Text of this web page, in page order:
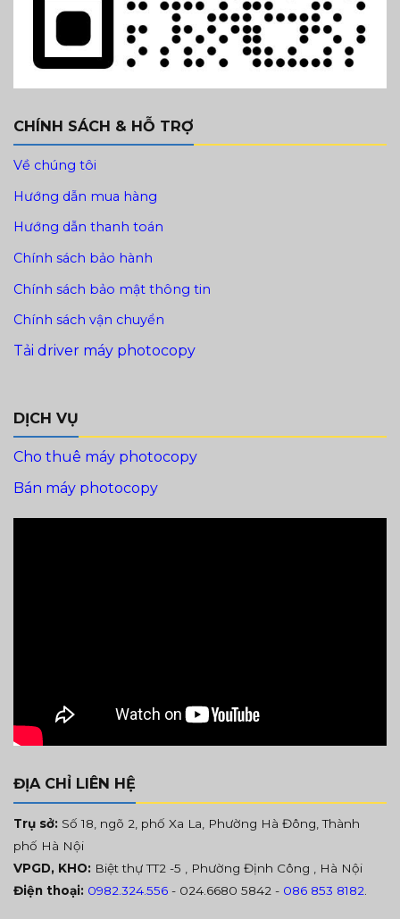
CHÍNH SÁCH & HỖ TRỢ
Về chúng tôi
Hướng dẫn mua hàng
Hướng dẫn thanh toán
Chính sách bảo hành
Chính sách bảo mật thông tin
Chính sách vận chuyển
Tải driver máy photocopy
DỊCH VỤ
Cho thuê máy photocopy
Bán máy photocopy
ĐỊA CHỈ LIÊN HỆ
Trụ sở: Số 18, ngõ 2, phố Xa La, Phường Hà Đông, Thành
phố Hà Nội
VPGD, KHO: Biệt thự TT2 -5 , Phường Định Công , Hà Nội
Điện thoại: 0982.324.556 - 024.6680 5842 - 086 853 8182